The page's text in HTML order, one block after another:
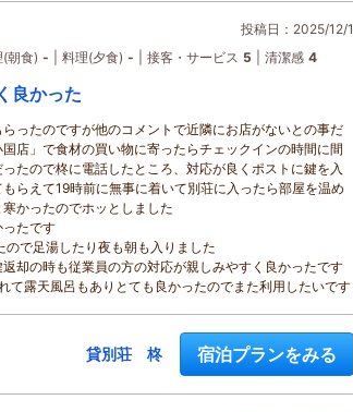
投稿日：2025/12/1
朝食) - 料理(夕食) - 接客・サービス 5 清潔感 4
良かった
ったのですが他のコメントで近隣にお店がないとの事だ
店」で食材の買い物に寄ったらチェックインの時間に間
たので柊に電話したところ、対応が良くポストに鍵を入
らえて19時前に無事に着いて別荘に入ったら部屋を温め
かったのでホッとしました
ったです
ので足湯したり夜も朝も入りました
却の時も従業員の方の対応が親しみやすく良かったです
て露天風呂もありとても良かったのでまた利用したいです
貸別荘 柊 宿泊プランをみる